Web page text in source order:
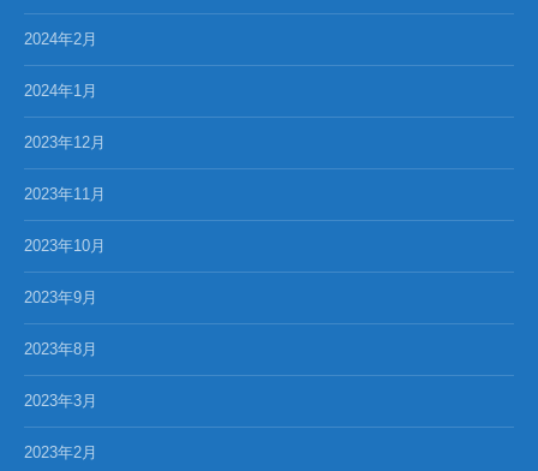
2024年2月
2024年1月
2023年12月
2023年11月
2023年10月
2023年9月
2023年8月
2023年3月
2023年2月